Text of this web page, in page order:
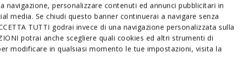
personalizzare contenuti ed annunci pubblicitari in
media. Se chiudi questo banner continuerai a navigare senza
TUTTI godrai invece di una navigazione personalizzata sulla
potrai anche scegliere quali cookies ed altri strumenti di
modificare in qualsiasi momento le tue impostazioni, visita la